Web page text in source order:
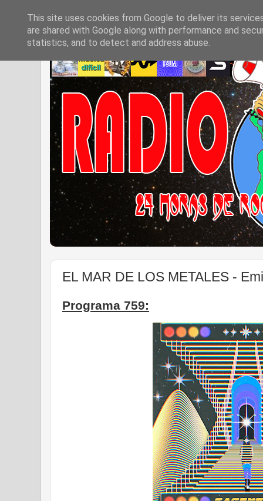
EL MAR DE LOS METALES -
Programa 759:
This site uses cookies from Google to deliver its
are shared with Google along with performance and
statistics, and to detect and address abuse.